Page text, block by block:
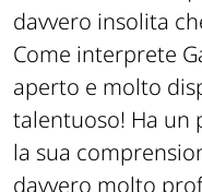
davvero insolita
Come interprete
aperto e molto
talentuoso! Ha un
la sua
davvero molto